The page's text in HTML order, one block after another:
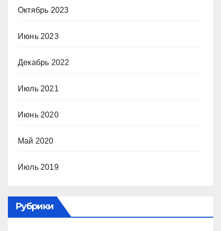
Октябрь 2023
Июнь 2023
Декабрь 2022
Июль 2021
Июнь 2020
Май 2020
Июль 2019
Рубрики